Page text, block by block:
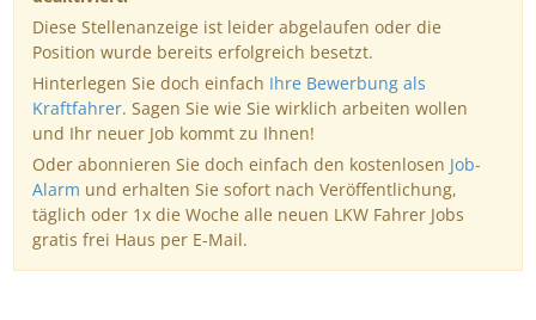
Diese Stellenanzeige ist leider abgelaufen oder die
Position wurde bereits erfolgreich besetzt.
Hinterlegen Sie doch einfach Ihre Bewerbung als
Kraftfahrer. Sagen Sie wie Sie wirklich arbeiten wollen
und Ihr neuer Job kommt zu Ihnen!
Oder abonnieren Sie doch einfach den kostenlosen Job-
Alarm und erhalten Sie sofort nach Veröffentlichung,
täglich oder 1x die Woche alle neuen LKW Fahrer Jobs
gratis frei Haus per E-Mail.